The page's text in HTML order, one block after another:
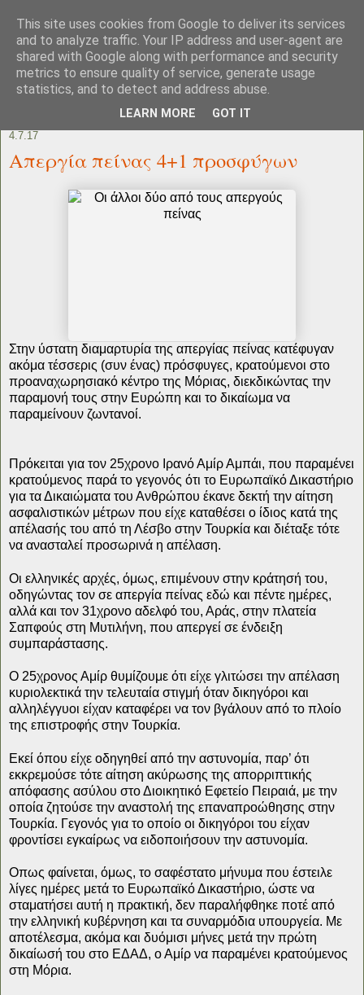
4.7.17
Απεργία πείνας 4+1 προσφύγων
Στην ύστατη διαμαρτυρία της απεργίας πείνας κατέφυγαν
ακόμα τέσσερις (συν ένας) πρόσφυγες, κρατούμενοι στο
προαναχωρησιακό κέντρο της Μόριας, διεκδικώντας την
παραμονή τους στην Ευρώπη και το δικαίωμα να
παραμείνουν ζωντανοί.
Πρόκειται για τον 25χρονο Ιρανό Αμίρ Αμπάι, που παραμένει
κρατούμενος παρά το γεγονός ότι το Ευρωπαϊκό Δικαστήριο
για τα Δικαιώματα του Ανθρώπου έκανε δεκτή την αίτηση
ασφαλιστικών μέτρων που είχε καταθέσει ο ίδιος κατά της
απέλασής του από τη Λέσβο στην Τουρκία και διέταξε τότε
να ανασταλεί προσωρινά η απέλαση.
Οι ελληνικές αρχές, όμως, επιμένουν στην κράτησή του,
οδηγώντας τον σε απεργία πείνας εδώ και πέντε ημέρες,
αλλά και τον 31χρονο αδελφό του, Αράς, στην πλατεία
Σαπφούς στη Μυτιλήνη, που απεργεί σε ένδειξη
συμπαράστασης.
Ο 25χρονος Αμίρ θυμίζουμε ότι είχε γλιτώσει την απέλαση
κυριολεκτικά την τελευταία στιγμή όταν δικηγόροι και
αλληλέγγυοι είχαν καταφέρει να τον βγάλουν από το πλοίο
της επιστροφής στην Τουρκία.
Εκεί όπου είχε οδηγηθεί από την αστυνομία, παρ’ ότι
εκκρεμούσε τότε αίτηση ακύρωσης της απορριπτικής
απόφασης ασύλου στο Διοικητικό Εφετείο Πειραιά, με την
οποία ζητούσε την αναστολή της επαναπροώθησης στην
Τουρκία. Γεγονός για το οποίο οι δικηγόροι του είχαν
φροντίσει εγκαίρως να ειδοποιήσουν την αστυνομία.
Οπως φαίνεται, όμως, το σαφέστατο μήνυμα που έστειλε
λίγες ημέρες μετά το Ευρωπαϊκό Δικαστήριο, ώστε να
σταματήσει αυτή η πρακτική, δεν παραλήφθηκε ποτέ από
την ελληνική κυβέρνηση και τα συναρμόδια υπουργεία. Με
αποτέλεσμα, ακόμα και δυόμισι μήνες μετά την πρώτη
δικαίωσή του στο ΕΔΑΔ, ο Αμίρ να παραμένει κρατούμενος
στη Μόρια.
This site uses cookies from Google to deliver its services
and to analyze traffic. Your IP address and user-agent are
shared with Google along with performance and security
metrics to ensure quality of service, generate usage
statistics, and to detect and address abuse.
LEARN MORE GOT IT